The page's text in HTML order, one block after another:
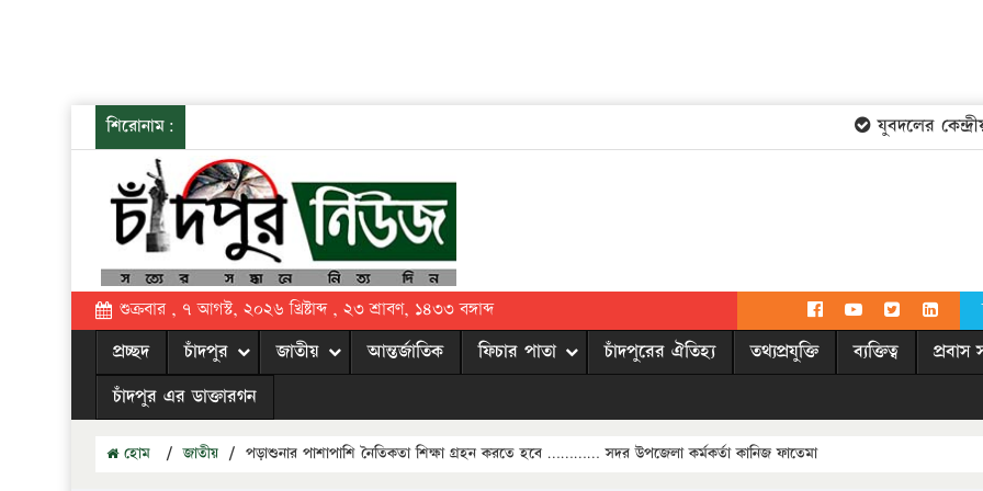
শিরোনাম: যুবদলের কেন্দ্রীয়
শুক্রবার , ৭ আগস্ট, ২০২৬ খ্রিষ্টাব্দ , ২৩ শ্রাবণ, ১৪৩৩ বঙ্গাব্দ
প্রচ্ছদ চাঁদপুর জাতীয় আন্তর্জাতিক ফিচার পাতা চাঁদপুরের ঐতিহ্য তথ্যপ্রযুক্তি ব্যক্তিত্ব প্রবাস
চাঁদপুর এর ডাক্তারগন
হোম / জাতীয় / পড়াশুনার পাশাপাশি নৈতিকতা শিক্ষা গ্রহন করতে হবে ………… সদর উপজেলা কর্মকর্তা কানিজ ফাতেমা